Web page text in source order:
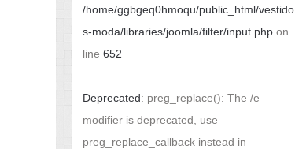
/home/ggbgeq0hmoqu/public_html/vestido
s-moda/libraries/joomla/filter/input.php on
line 652
Deprecated: preg_replace(): The /e
modifier is deprecated, use
preg_replace_callback instead in